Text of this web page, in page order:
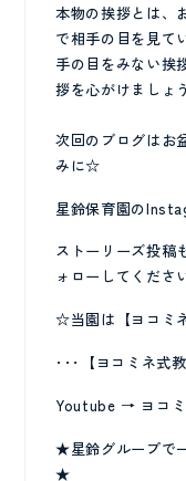
本物の挨拶とは、
で相手の目を見て
手の目をみない挨
拶を心がけましょ
次回のブログはお
みに☆
星鈴保育園の
ストーリーズ投稿
ォローしてくださ
☆当園は【ヨコミ
･･･【ヨコミネ式
Youtube → ヨコ
★星鈴グループで
★